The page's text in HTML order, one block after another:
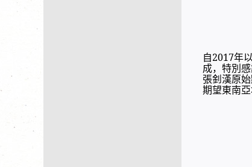
自2017年
成，特別
張釗漢原
期望東南